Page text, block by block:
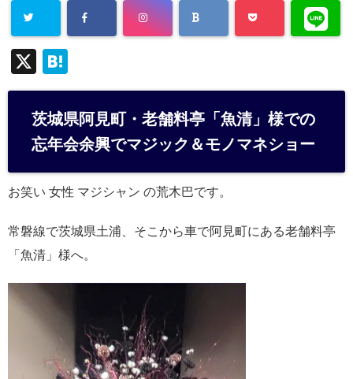
X
at
e
n
茨城県阿見町・老舗料亭「魚清」様での
忘年会余興でマジック＆モノマネショー
お笑い 女性 マジシャン の荒木巴です。
常磐線で茨城県土浦、そこから車で阿見町にある老舗料亭
「魚清」様へ。